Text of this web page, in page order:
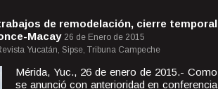
de remodelación, cierre temporal
Macay 26 de Enero de 2015
Yucatán, Sipse, Tribuna Campeche
Mérida, Yuc., 26 de enero de 2015.- Como
se anunció con anterioridad en conferencia